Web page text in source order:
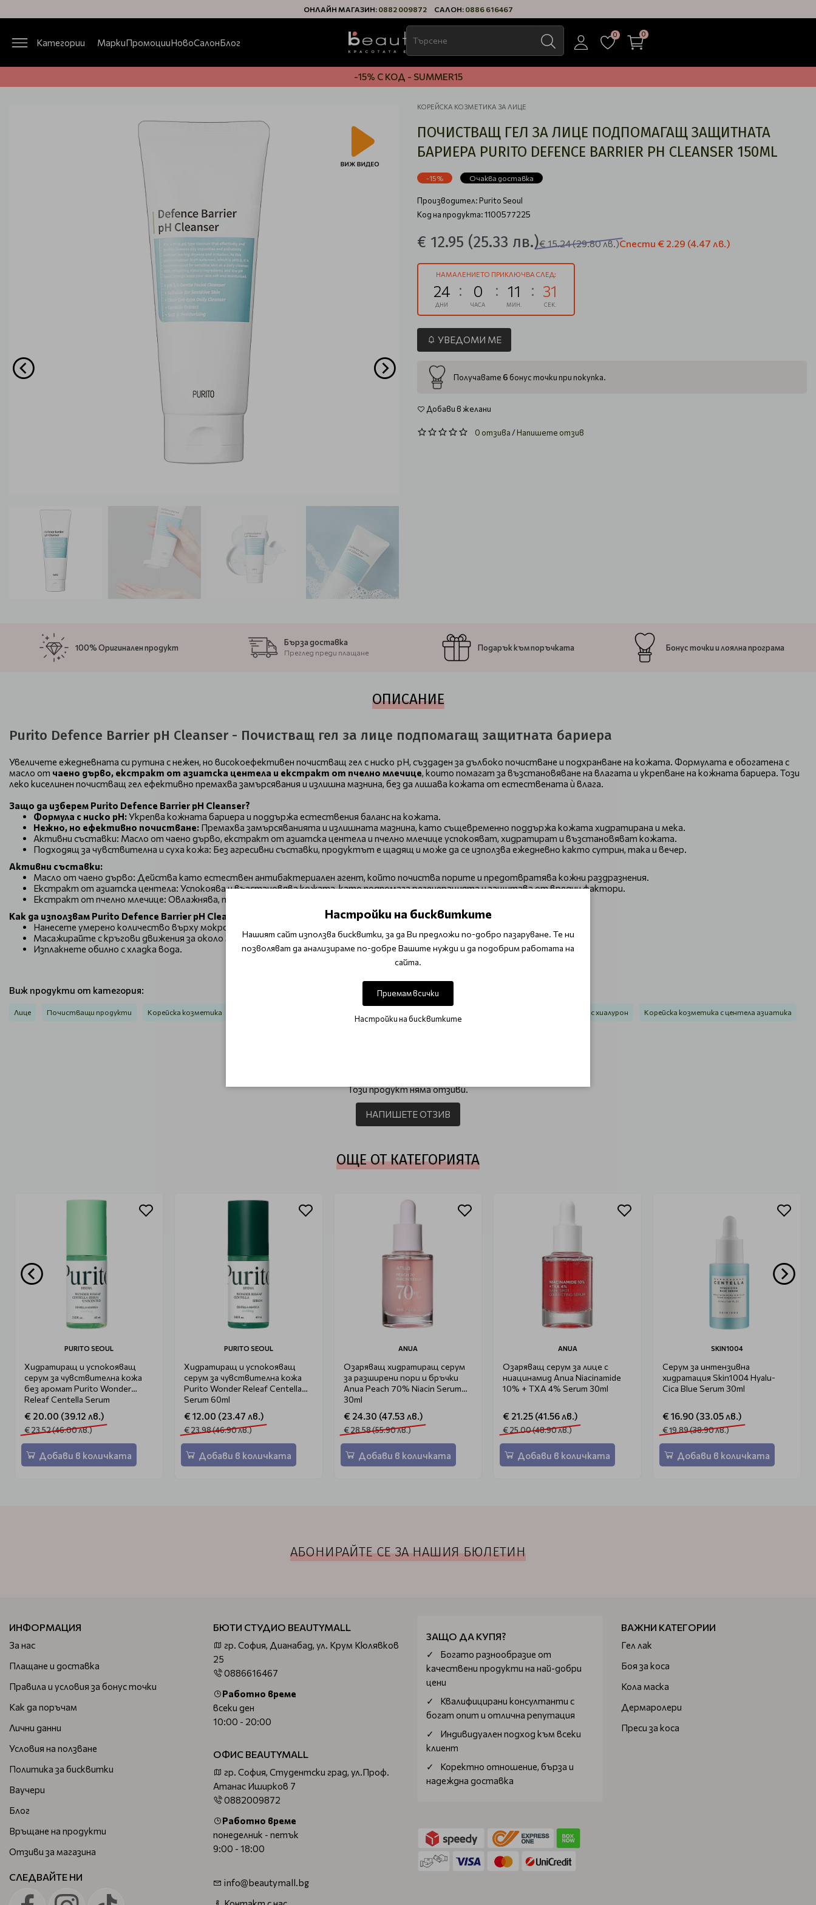
ОНЛАЙН МАГАЗИН: 0882 009872 САЛОН: 0886 616467
Категории МаркиПромоцииНовоСалонБлог
0 0
-15% С КОД - SUMMER15
КОРЕЙСКА КОЗМЕТИКА ЗА ЛИЦЕ
ПОЧИСТВАЩ ГЕЛ ЗА ЛИЦЕ ПОДПОМАГАЩ ЗАЩИТНАТА
БАРИЕРА PURITO DEFENCE BARRIER PH CLEANSER 150ML
-15% Очаква доставка
Производител:Purito Seoul
Код на продукта: 1100577225
€ 12.95 (25.33 лв.)€ 15.24(29.80 лв.)Спести € 2.29 (4.47 лв.)
НАМАЛЕНИЕТО ПРИКЛЮЧВА СЛЕД:
24
ДНИ
0
ЧАСА
11
МИН.
30
СЕК.
УВЕДОМИ МЕ
Получавате 6 бонус точки при покупка.
Добави в желани
0 отзива/Напишете отзив
100% Оригинален продукт
Бърза доставка
Преглед преди плащане
Подарък към поръчката Бонус точки и лоялна програма
ОПИСАНИЕ
Purito Defence Barrier pH Cleanser - Почистващ гел за лице подпомагащ защитната бариера
Увеличете ежедневната си рутина с нежен, но високоефективен почистващ гел с ниско pH, създаден за дълбоко почистване и подхранване на кожата. Формулата е обогатена с
масло от чаено дърво, екстракт от азиатска центела и екстракт от пчелно млечице, които помагат за възстановяване на влагата и укрепване на кожната бариера. Този
леко киселинен почистващ гел ефективно премахва замърсявания и излишна мазнина, без да лишава кожата от естествената ѝ влага.
Защо да изберем Purito Defence Barrier pH Cleanser?
Формула с ниско pH:Укрепва кожната бариера и поддържа естествения баланс на кожата.
Нежно, но ефективно почистване: Премахва замърсяванията и излишната мазнина, като същевременно поддържа кожата хидратирана и мека.
Активни съставки: Масло от чаено дърво, екстракт от азиатска центела и пчелно млечице успокояват, хидратират и възстановяват кожата.
Подходящ за чувствителна и суха кожа: Без агресивни съставки, продуктът е щадящ и може да се използва ежедневно както сутрин, така и вечер.
Активни съставки:
Масло от чаено дърво: Действа като естествен антибактериален агент, който почиства порите и предотвратява кожни раздразнения.
Екстракт от азиатска центела: Успокоява и възстановява кожата, като подпомага регенерацията и защитава от вредни фактори.
Екстракт от пчелно млечице: Овлажнява, подхранва и подобрява еластичността на кожата.
Как да използвам Purito Defence Barrier pH Cleanser?
Нанесете умерено количество върху мокро лице.
Масажирайте с кръгови движения за около 30 секунди.
Изплакнете обилно с хладка вода.
Виж продукти от категория:
Лице Почистващи продукти Корейска козметика Корейска козметика с хиалурон Корейска козметика с центела азиатика
Този продукт няма отзиви.
НАПИШЕТЕ ОТЗИВ
ОЩЕ ОТ КАТЕГОРИЯТА
PURITO SEOUL
Хидратиращ и успокояващ
серум за чувствителна кожа
без аромат Purito Wonder
Releaf Centella Serum
Unscented 60ml
€ 20.00 (39.12 лв.)
€ 23.52 (46.00 лв.)
Добави в количката
PURITO SEOUL
Хидратиращ и успокояващ
серум за чувствителна кожа
Purito Wonder Releaf Centella
Serum 60ml
€ 12.00 (23.47 лв.)
€ 23.98 (46.90 лв.)
Добави в количката
ANUA
Озаряващ хидратиращ серум
за разширени пори и бръчки
Anua Peach 70% Niacin Serum
30ml
€ 24.30 (47.53 лв.)
€ 28.58 (55.90 лв.)
Добави в количката
ANUA
Озаряващ серум за лице с
ниацинамид Anua Niacinamide
10% + TXA 4% Serum 30ml
€ 21.25 (41.56 лв.)
€ 25.00 (48.90 лв.)
Добави в количката
SKIN1004
Серум за интензивна
хидратация Skin1004 Hyalu-
Cica Blue Serum 30ml
€ 16.90 (33.05 лв.)
€ 19.89 (38.90 лв.)
Добави в количката
АБОНИРАЙТЕ СЕ ЗА НАШИЯ БЮЛЕТИН
ИНФОРМАЦИЯ
За нас
Плащане и доставка
Правила и условия за бонус точки
Как да поръчам
Лични данни
Условия на ползване
Политика за бисквитки
Ваучери
Блог
Връщане на продукти
Отзиви за магазина
СЛЕДВАЙТЕ НИ
БЮТИ СТУДИО BEAUTYMALL
гр. София, Дианабад, ул. Крум Кюлявков
25
0886616467
Работно време
всеки ден
10:00 - 20:00
ОФИС BEAUTYMALL
гр. София, Студентски град, ул.Проф.
Атанас Иширков 7
0882009872
Работно време
понеделник - петък
9:00 - 18:00
info@beautymall.bg
ЗАЩО ДА КУПЯ?
Богатo разнообразие от
качествени продукти на най-добри
цени
Квалифицирани консултанти с
богат опит и отлична репутация
Индивидуален подход към всеки
клиент
Коректно отношение, бърза и
надеждна доставка
ВАЖНИ КАТЕГОРИИ
Гел лак
Боя за коса
Кола маска
Дермаролери
Преси за коса
Настройки на бисквитките
Нашият сайт използва бисквитки, за да Ви предложи по-добро пазаруване. Те ни
позволяват да анализираме по-добре Вашите нужди и да подобрим работата на
сайта.
Приемам всички
Настройки на бисквитките